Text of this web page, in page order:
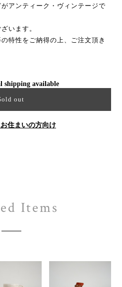
アンティーク・ヴィンテージで
います。
特性をご納得の上、ご注文頂き
shipping available
out
住まいの方向け
Items